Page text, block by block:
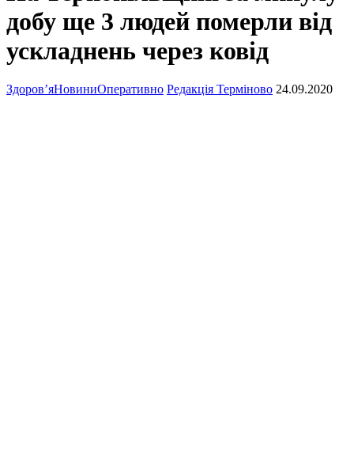
добу ще 3 людей померли від
ускладнень через ковід
Здоров’яНовиниОперативно Редакція Терміново 24.09.2020